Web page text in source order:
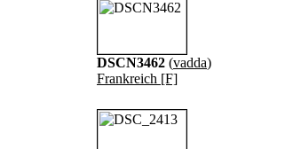
DSCN3462 (vadda)
Frankreich [F]